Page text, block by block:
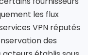
les flux
VPN réputés
des